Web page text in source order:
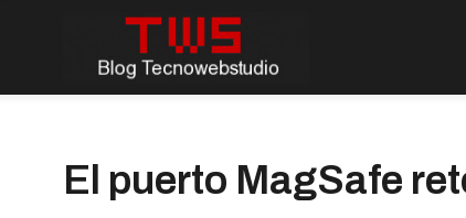
El puerto MagSafe